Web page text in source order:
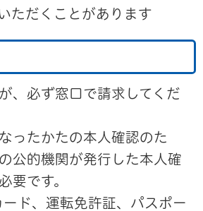
ただくことがあります
、必ず窓口で請求してくだ
ったかたの本人確認のた
公的機関が発行した本人確
要です。
ド、運転免許証、パスポー